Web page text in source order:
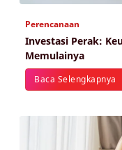
Perencanaan
Investasi Perak:
Memulainya
Baca Selengkapnya